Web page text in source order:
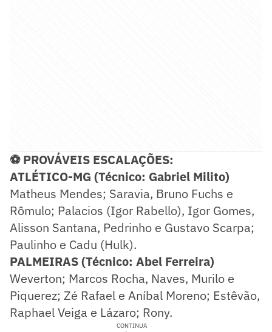
⚽ PROVÁVEIS ESCALAÇÕES:
ATLÉTICO-MG (Técnico: Gabriel Milito)
Matheus Mendes; Saravia, Bruno Fuchs e
Rômulo; Palacios (Igor Rabello), Igor Gomes,
Alisson Santana, Pedrinho e Gustavo Scarpa;
Paulinho e Cadu (Hulk).
PALMEIRAS (Técnico: Abel Ferreira)
Weverton; Marcos Rocha, Naves, Murilo e
Piquerez; Zé Rafael e Aníbal Moreno; Estêvão,
Raphael Veiga e Lázaro; Rony.
CONTINUA